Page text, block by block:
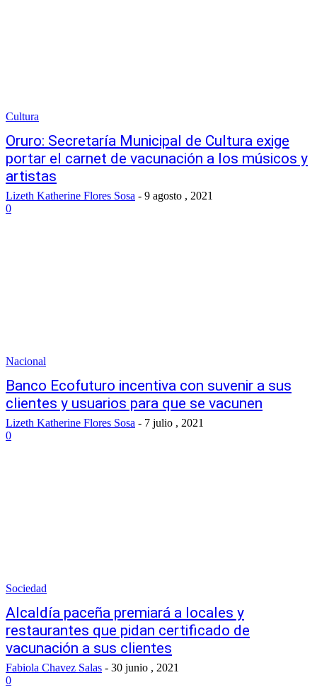
Cultura
Oruro: Secretaría Municipal de Cultura exige
portar el carnet de vacunación a los músicos y
artistas
Lizeth Katherine Flores Sosa - 9 agosto , 2021
0
Nacional
Banco Ecofuturo incentiva con suvenir a sus
clientes y usuarios para que se vacunen
Lizeth Katherine Flores Sosa - 7 julio , 2021
0
Sociedad
Alcaldía paceña premiará a locales y
restaurantes que pidan certificado de
vacunación a sus clientes
Fabiola Chavez Salas - 30 junio , 2021
0